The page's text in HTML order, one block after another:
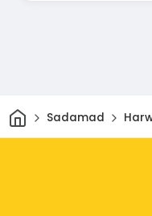
Avaleht
Sadamad